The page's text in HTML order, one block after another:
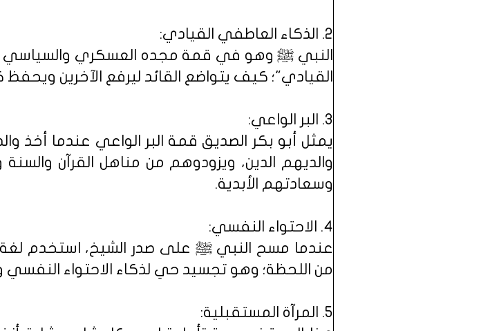
​٢. الذكاء العاطفي القيادي:
النبي ﷺ وهو في قمة مجده العسكري والسياسي
القيادي"؛ كيف يتواضع القائد ليرفع الآخرين ويحفظ
​٣. البر الواعي:
يمثل أبو بكر الصديق قمة البر الواعي عندما أخذ
والديهم الدين، ويزودوهم من مناهل القرآن
وسعادتهم الأبدية.
​٤. الاحتواء النفسي:
عندما مسح النبي ﷺ على صدر الشيخ، استخدم لغة
من اللحظة؛ وهو تجسيد حي لذكاء الاحتواء النفسي
​٥. المرآة المستقبلية: